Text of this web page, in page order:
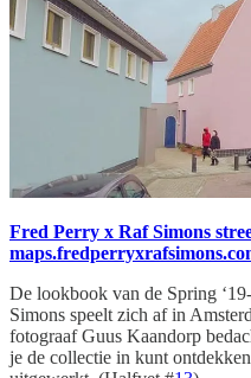
Fred Perry x Raf Simons
De lookbook van de Spring
Simons speelt zich af in
fotograaf Guus Kaandorp
je de collectie in kunt